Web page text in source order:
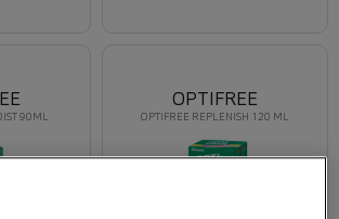
90ML OPTIFREE REPLENISH 120 ML
OPTIFREE